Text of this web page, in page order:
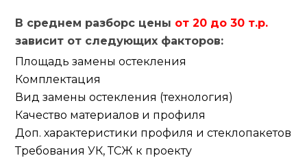
В среднем разборс цены от 20 до 30 т.р.
зависит от следующих факторов:
Площадь замены остекления
Комплектация
Вид замены остекления (технология)
Качество материалов и профиля
Доп. характеристики профиля и стеклопакетов
Требования УК, ТСЖ к проекту